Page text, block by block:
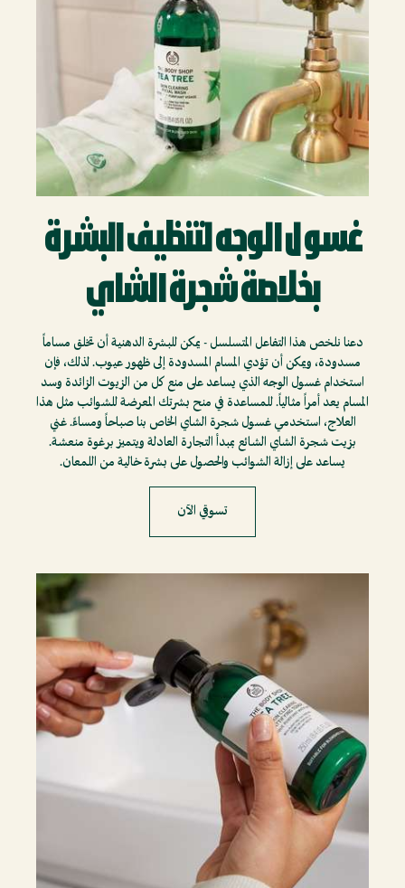
غسول الوجه لتنظيف البشرة
بخلاصة شجرة الشاي
دعنا نلخص هذا التفاعل المتسلسل - يمكن للبشرة الدهنية أن تخلق مساماً
مسدودة، ويمكن أن تؤدي المسام المسدودة إلى ظهور عيوب. لذلك، فإن
استخدام غسول الوجه الذي يساعد على منع كل من الزيوت الزائدة وسد
المسام يعد أمراً مثالياً. للمساعدة في منح بشرتك المعرضة للشوائب مثل هذا
العلاج، استخدمي غسول شجرة الشاي الخاص بنا صباحاً ومساءً. غني
بزيت شجرة الشاي الشائع بمبدأ التجارة العادلة ويتميز برغوة منعشة.
يساعد على إزالة الشوائب والحصول على بشرة خالية من اللمعان.
تسوقي الآن